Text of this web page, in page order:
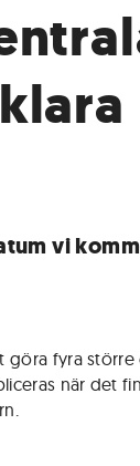
vi
göra fyra
när det